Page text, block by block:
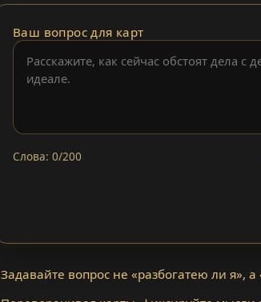
Ваш вопрос для карт
Слова: 0/200
Задавайте вопрос не «разбогатею ли я»,